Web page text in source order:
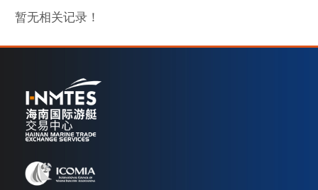
暂无相关记录！